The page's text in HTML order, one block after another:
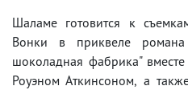
Шаламе готовится к
Вонки в приквеле
шоколадная фабрика"
Роуэном Аткинсоном, а